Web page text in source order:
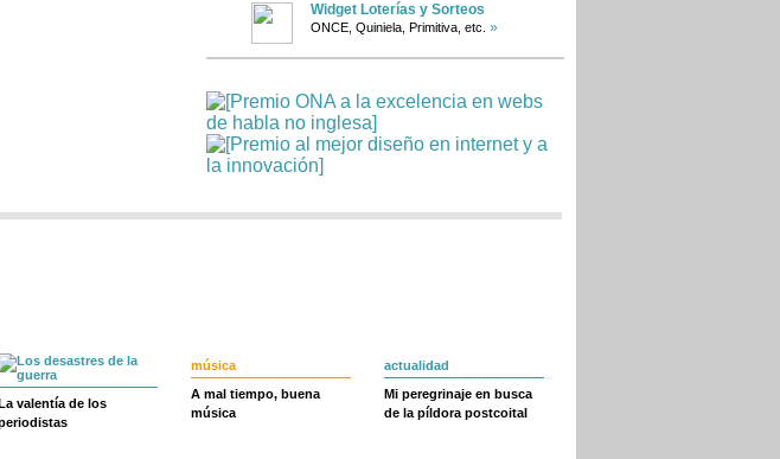
Widget Loterías y Sorteos
ONCE, Quiniela, Primitiva, etc. »
valentía de los
música
A mal tiempo, buena
música
actualidad
Mi peregrinaje en busca
de la píldora postcoital